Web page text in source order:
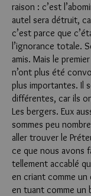
raison : c’est
autel sera détruit,
c’est parce que
l’ignorance totale.
amis. Mais le
n’ont plus été
plus importantes. Il
différentes, car ils
Les bergers. Eux
sommes peu
aller trouver le
ce que nous avons
tellement accablé
en criant comme un
en tuant comme un